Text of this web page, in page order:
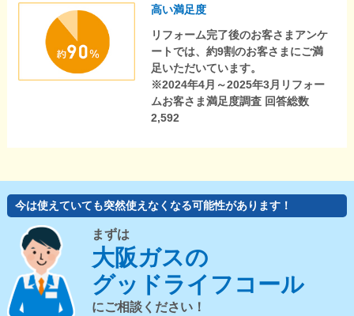
高い満足度
リフォーム完了後のお客さまアンケ
ートでは、約9割のお客さまにご満
足いただいています。
※2024年4月～2025年3月リフォー
ムお客さま満足度調査 回答総数
2,592
今は使えていても突然使えなくなる可能性があります！
まずは
大阪ガスの
グッドライフコール
にご相談ください！